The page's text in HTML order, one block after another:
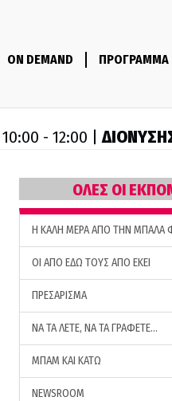
ON DEMAND ΠΡΟΓΡΑΜΜΑ
10:00 - 12:00 |
ΟΛΕΣ ΟΙ
H ΚΑΛΗ ΜΕΡΑ ΑΠΟ ΤΗΝ ΜΠΑΛΑ
ΟΙ ΑΠΟ ΕΔΩ ΤΟΥΣ ΑΠΟ ΕΚΕΙ
ΠΡΕΣΑΡΙΣΜΑ
ΝΑ ΤΑ ΛΕΤΕ, ΝΑ ΤΑ ΓΡΑΦΕΤΕ…
ΜΠΑΜ ΚΑΙ ΚΑΤΩ
NEWSROOM